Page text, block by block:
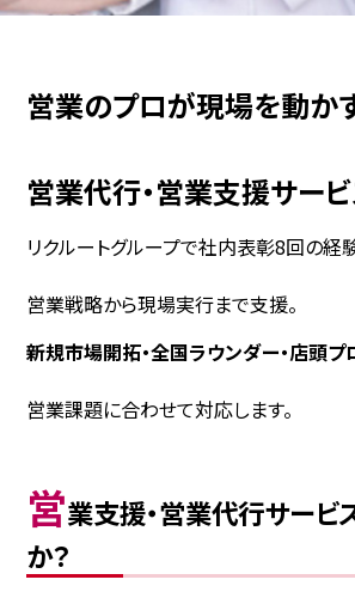
営業のプロが現場を動か
営業代行・営業支援サー
リクルートグループで社内表彰8回の経
営業戦略から現場実行まで支援。
新規市場開拓・全国ラウンダー・店頭プ
営業課題に合わせて対応します。
営業支援・営業代行サービ
か？